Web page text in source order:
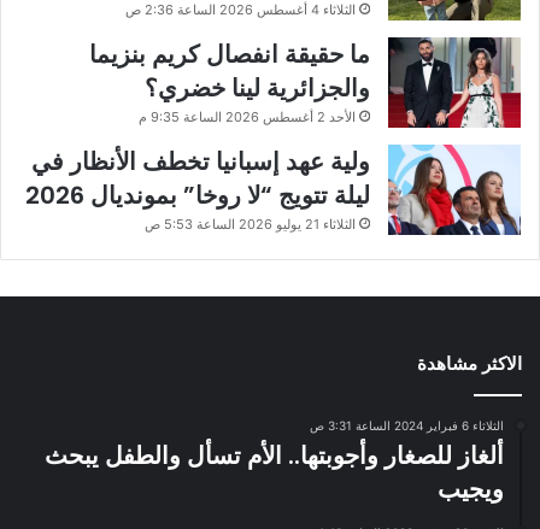
الثلاثاء 4 أغسطس 2026 الساعة 2:36 ص
ما حقيقة انفصال كريم بنزيما
والجزائرية لينا خضري؟
الأحد 2 أغسطس 2026 الساعة 9:35 م
ولية عهد إسبانيا تخطف الأنظار في
ليلة تتويج “لا روخا” بمونديال 2026
الثلاثاء 21 يوليو 2026 الساعة 5:53 ص
الاكثر مشاهدة
الثلاثاء 6 فبراير 2024 الساعة 3:31 ص
ألغاز للصغار وأجوبتها.. الأم تسأل والطفل يبحث
ويجيب